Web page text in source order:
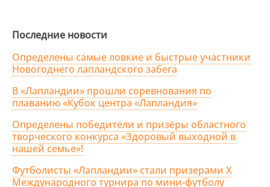
Последние новости
Определены самые ловкие и быстрые участники
Новогоднего лапландского забега
В «Лапландии» прошли соревнования по
плаванию «Кубок центра «Лапландия»
Определены победители и призёры областного
творческого конкурса «Здоровый выходной в
нашей семье»!
Футболисты «Лапландии» стали призерами X
Международного турнира по мини-футболу